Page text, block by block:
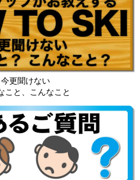
今更聞けない
こと、こんなこと